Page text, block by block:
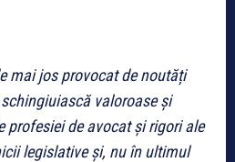
mai josprovocat de noutăți
schingiuiască valoroase și
profesiei de avocat și rigori ale
legislative și, nu în ultimul